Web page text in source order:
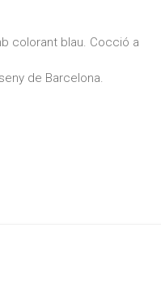
colorant blau. Cocció a
de Barcelona.